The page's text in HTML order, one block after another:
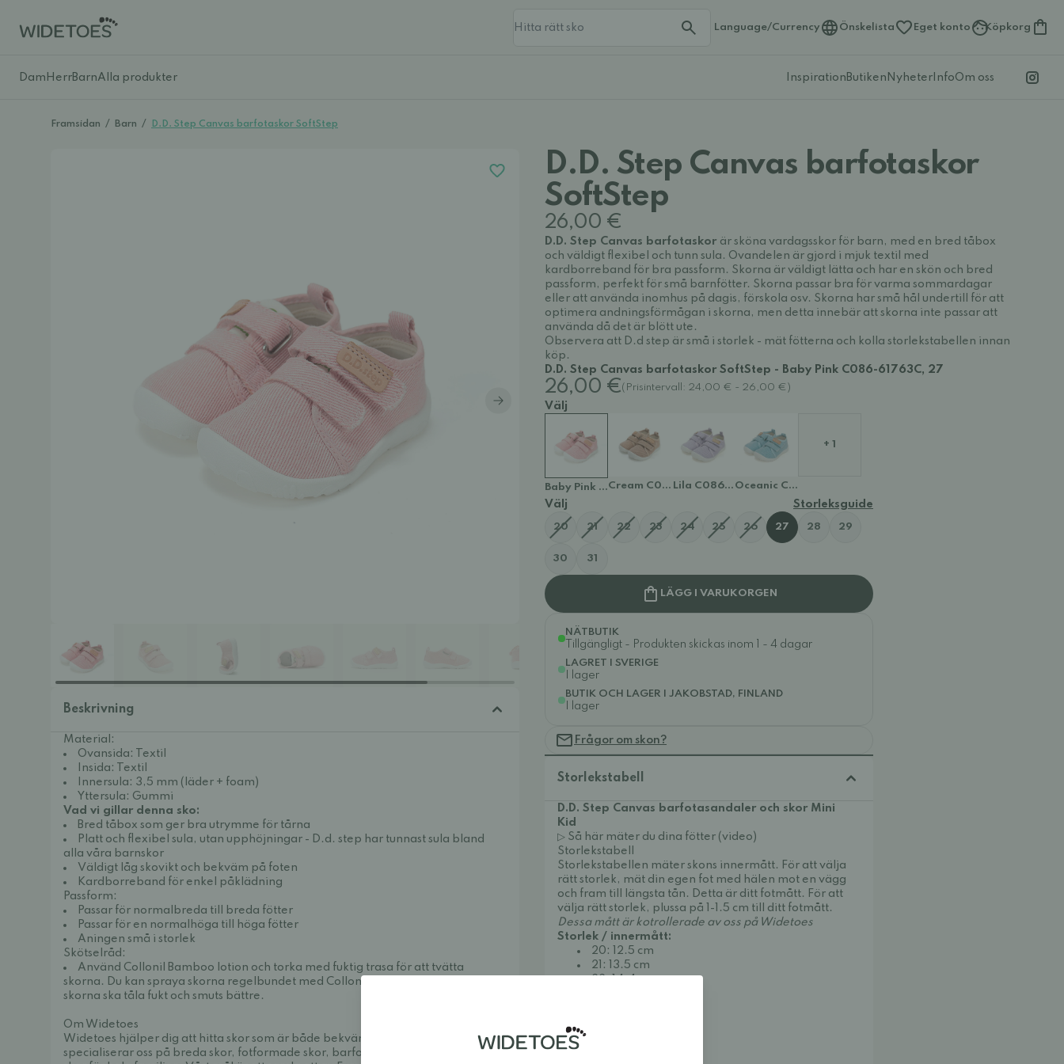
Language/Currency Önskelista Eget konto Köpkorg
Dam HerrBarnAlla produkter Inspiration Butiken Nyheter InfoOm oss
Framsidan / Barn / D.D. Step Canvas barfotaskor SoftStep
Beskrivning
Material:
Ovansida: Textil
Insida: Textil
Innersula: 3,5 mm (läder + foam)
Yttersula: Gummi
Vad vi gillar denna sko:
Bred tåbox som ger bra utrymme för tårna
Platt och flexibel sula, utan upphöjningar - D.d. step har tunnast sula bland
alla våra barnskor
Väldigt låg skovikt och bekväm på foten
Kardborreband för enkel påklädning
Passform:
Passar för normalbreda till breda fötter
Passar för en normalhöga till höga fötter
Aningen små i storlek
Skötselråd:
Använd Collonil Bamboo lotion och torka med fuktig trasa för att tvätta
skorna. Du kan spraya skorna regelbundet med Collonil Protect & Care
skorna ska tåla fukt och smuts bättre.
Om Widetoes
Widetoes hjälper dig att hitta skor som är både bekväma och snygga. Vi
specialiserar oss på breda skor, fotformade skor, barfotaskor och minimalistiska
D.D. Step Canvas barfotaskor
SoftStep
26,00 €
D.D. Step Canvas barfotaskor är sköna vardagsskor för barn, med en bred tåbox
och väldigt flexibel och tunn sula. Ovandelen är gjord i mjuk textil med
kardborreband för bra passform. Skorna är väldigt lätta och har en skön och bred
passform, perfekt för små barnfötter. Skorna passar bra för varma sommardagar
eller att använda inomhus på dagis, förskola osv. Skorna har små hål undertill för att
optimera andningsförmågan i skorna, men detta innebär att skorna inte passar att
använda då det är blött ute.
Observera att D.d step är små i storlek - mät fötterna och kolla storlekstabellen innan
köp.
D.D. Step Canvas barfotaskor SoftStep - Baby Pink C086-61763C, 27
26,00 €(Prisintervall: 24,00 € - 26,00 €)
Välj
Baby Pink C086-61763C
Cream C086-61763GLila C086-61763DOceanic C086-61763
+ 1
Välj Storleksguide
20 21 22 23 24 25 26 27 28 29
30 31
LÄGG I VARUKORGEN
NÄTBUTIK
Tillgängligt - Produkten skickas inom 1 - 4 dagar
LAGRET I SVERIGE
I lager
BUTIK OCH LAGER I JAKOBSTAD, FINLAND
I lager
Frågor om skon?
Storlekstabell
D.D. Step Canvas barfotasandaler och skor Mini
Kid
▷ Så här mäter du dina fötter (video)
Storlekstabell
Storlekstabellen mäter skons innermått. För att välja
rätt storlek, mät din egen fot med hälen mot en vägg
och fram till längsta tån. Detta är ditt fotmått. För att
välja rätt storlek, plussa på 1-1.5 cm till ditt fotmått.
Dessa mått är kotrollerade av oss på Widetoes
Storlek / innermått:
20: 12.5 cm
21: 13.5 cm